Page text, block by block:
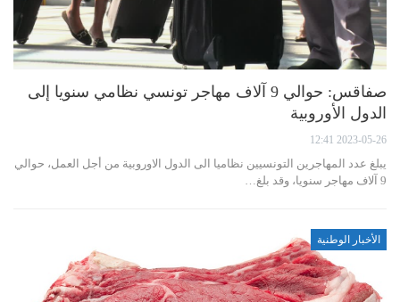
صفاقس: حوالي 9 آلاف مهاجر تونسي نظامي سنويا إلى
الدول الأوروبية
2023-05-26 12:41
يبلغ عدد المهاجرين التونسيين نظاميا الى الدول الاوروبية من أجل العمل، حوالي
9 آلاف مهاجر سنويا، وقد بلغ…
الأخبار الوطنية